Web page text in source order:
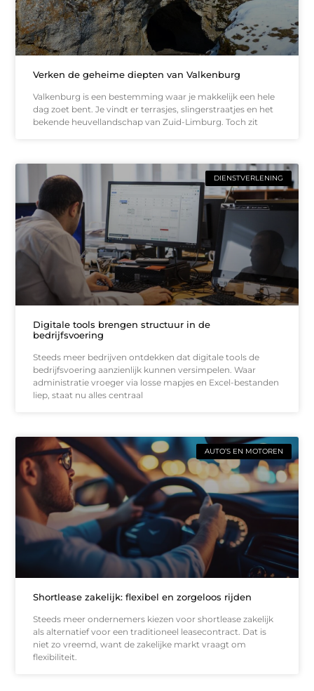
Verken de geheime diepten van Valkenburg
Valkenburg is een bestemming waar je makkelijk een hele
dag zoet bent. Je vindt er terrasjes, slingerstraatjes en het
bekende heuvellandschap van Zuid-Limburg. Toch zit
DIENSTVERLENING
Digitale tools brengen structuur in de
bedrijfsvoering
Steeds meer bedrijven ontdekken dat digitale tools de
bedrijfsvoering aanzienlijk kunnen versimpelen. Waar
administratie vroeger via losse mapjes en Excel-bestanden
liep, staat nu alles centraal
AUTO’S EN MOTOREN
Shortlease zakelijk: flexibel en zorgeloos rijden
Steeds meer ondernemers kiezen voor shortlease zakelijk
als alternatief voor een traditioneel leasecontract. Dat is
niet zo vreemd, want de zakelijke markt vraagt om
flexibiliteit.